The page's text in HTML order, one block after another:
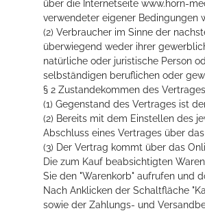
über die Internetseite www.horn-
verwendeter eigener Bedingungen
(2) Verbraucher im Sinne der
überwiegend weder ihrer
natürliche oder juristische Person
selbständigen beruflichen oder
§ 2 Zustandekommen des Vertrages
(1) Gegenstand des Vertrages ist
(2) Bereits mit dem Einstellen des
Abschluss eines Vertrages über
(3) Der Vertrag kommt über das
Die zum Kauf beabsichtigten
Sie den "Warenkorb" aufrufen und
Nach Anklicken der Schaltfläche
sowie der Zahlungs- und